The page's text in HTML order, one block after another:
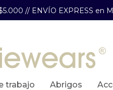
// ENVÍO EXPRESS en
trabajo abrigos